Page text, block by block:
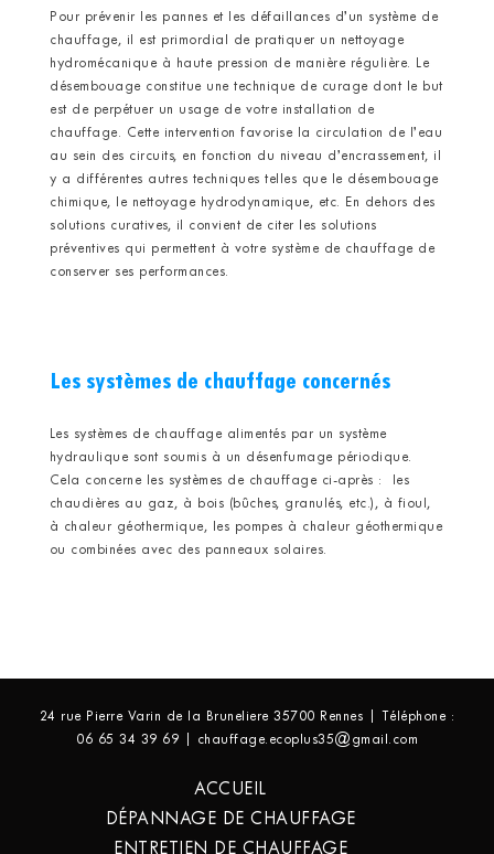
Pour prévenir les pannes et les défaillances d’un système de
chauffage, il est primordial de pratiquer un nettoyage
hydromécanique à haute pression de manière régulière. Le
désembouage constitue une technique de curage dont le but
est de perpétuer un usage de votre installation de
chauffage. Cette intervention favorise la circulation de l’eau
au sein des circuits, en fonction du niveau d’encrassement, il
y a différentes autres techniques telles que le désembouage
chimique, le nettoyage hydrodynamique, etc. En dehors des
solutions curatives, il convient de citer les solutions
préventives qui permettent à votre système de chauffage de
conserver ses performances.
Les systèmes de chauffage concernés
Les systèmes de chauffage alimentés par un système
hydraulique sont soumis à un désenfumage périodique.
Cela concerne les systèmes de chauffage ci-après : les
chaudières au gaz, à bois (bûches, granulés, etc.), à fioul,
à chaleur géothermique, les pompes à chaleur géothermique
ou combinées avec des panneaux solaires.
24 rue Pierre Varin de la Bruneliere 35700 Rennes | Téléphone :
06 65 34 39 69 | chauffage.ecoplus35@gmail.com
ACCUEIL
DÉPANNAGE DE CHAUFFAGE
ENTRETIEN DE CHAUFFAGE